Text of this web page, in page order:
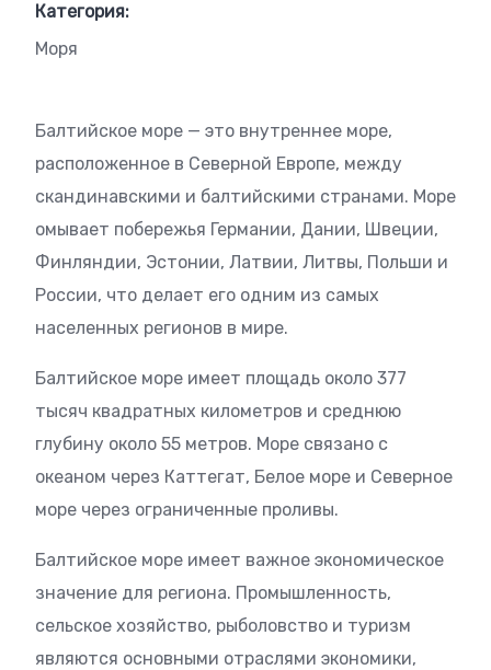
Категория:
Моря
Балтийское море — это внутреннее море,
расположенное в Северной Европе, между
скандинавскими и балтийскими странами. Море
омывает побережья Германии, Дании, Швеции,
Финляндии, Эстонии, Латвии, Литвы, Польши и
России, что делает его одним из самых
населенных регионов в мире.
Балтийское море имеет площадь около 377
тысяч квадратных километров и среднюю
глубину около 55 метров. Море связано с
океаном через Каттегат, Белое море и Северное
море через ограниченные проливы.
Балтийское море имеет важное экономическое
значение для региона. Промышленность,
сельское хозяйство, рыболовство и туризм
являются основными отраслями экономики,